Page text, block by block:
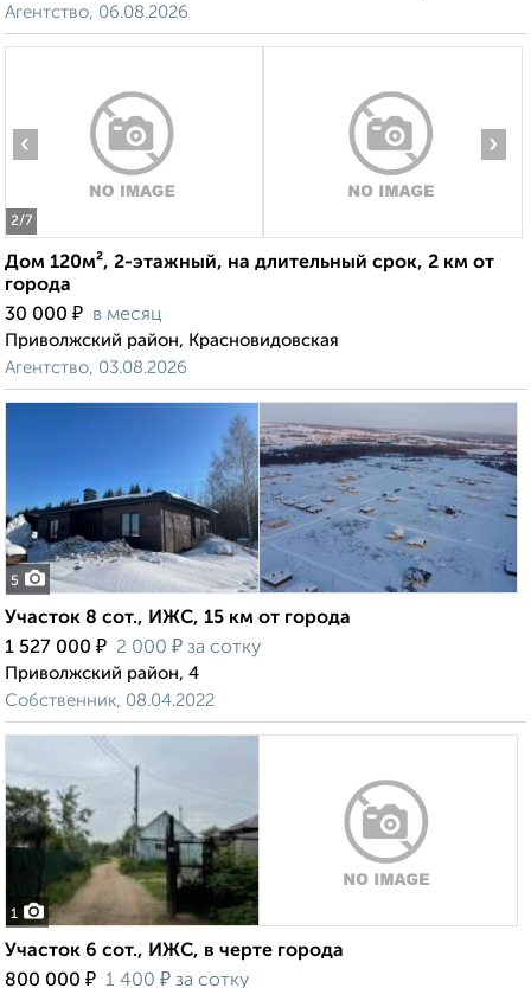
Агентство, 06.08.2026
2/7
‹ ›
Дом 120м², 2-этажный, на длительный срок, 2 км от
города
30 000 ₽ в месяц
Приволжский район, Красновидовская
Агентство, 03.08.2026
5
Участок 8 сот., ИЖС, 15 км от города
1 527 000 ₽ 2 000 ₽ за сотку
Приволжский район, 4
Собственник, 08.04.2022
1
Участок 6 сот., ИЖС, в черте города
800 000 ₽ 1 400 ₽ за сотку